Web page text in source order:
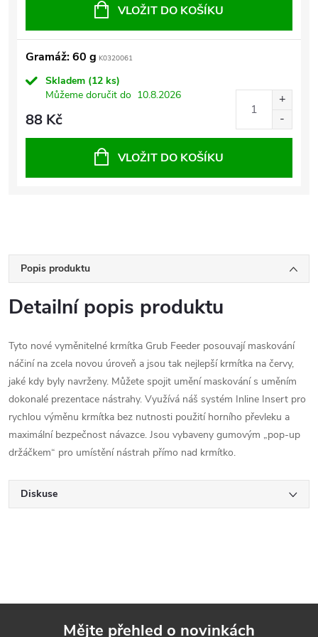
VLOŽIT DO KOŠÍKU
Gramáž: 60 g K0320061
Skladem (12 ks)
Můžeme doručit do 10.8.2026
88 Kč
VLOŽIT DO KOŠÍKU
Popis produktu
Detailní popis produktu
Tyto nové vyměnitelné krmítka Grub Feeder posouvají maskování
náčiní na zcela novou úroveň a jsou tak nejlepší krmítka na červy,
jaké kdy byly navrženy. Můžete spojit umění maskování s uměním
dokonalé prezentace nástrahy. Využívá náš systém Inline Insert pro
rychlou výměnu krmítka bez nutnosti použití horního převleku a
maximální bezpečnost návazce. Jsou vybaveny gumovým „pop-up
držáčkem“ pro umístění nástrah přímo nad krmítko.
Diskuse
Mějte přehled o novinkách